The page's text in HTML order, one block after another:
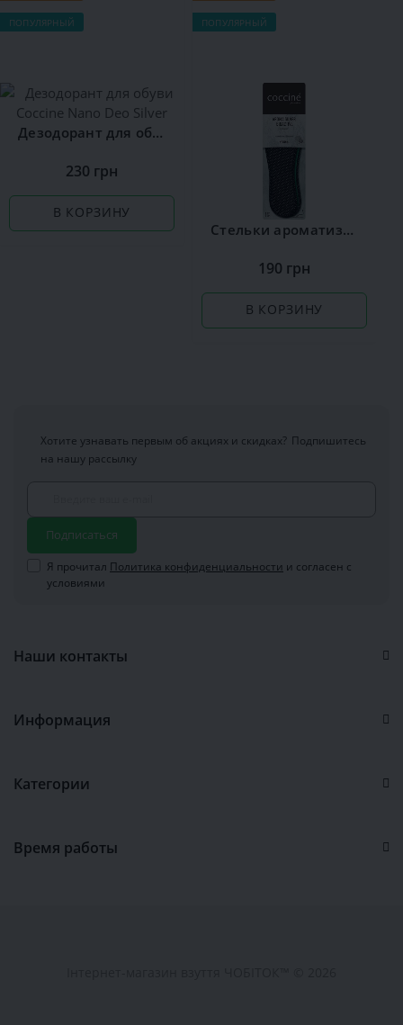
ПОПУЛЯРНЫЙ
Дезодорант для обуви Сoccine Nano Deo Silver
230 грн
В КОРЗИНУ
ПОПУЛЯРНЫЙ
Стельки ароматизированные Сoccine Silver
190 грн
В КОРЗИНУ
Хотите узнавать первым об акциях и скидках? Подпишитесь
на нашу рассылку
Подписаться
Я прочитал Политика конфиденциальности и согласен с
условиями
Наши контакты
Информация
Категории
Время работы